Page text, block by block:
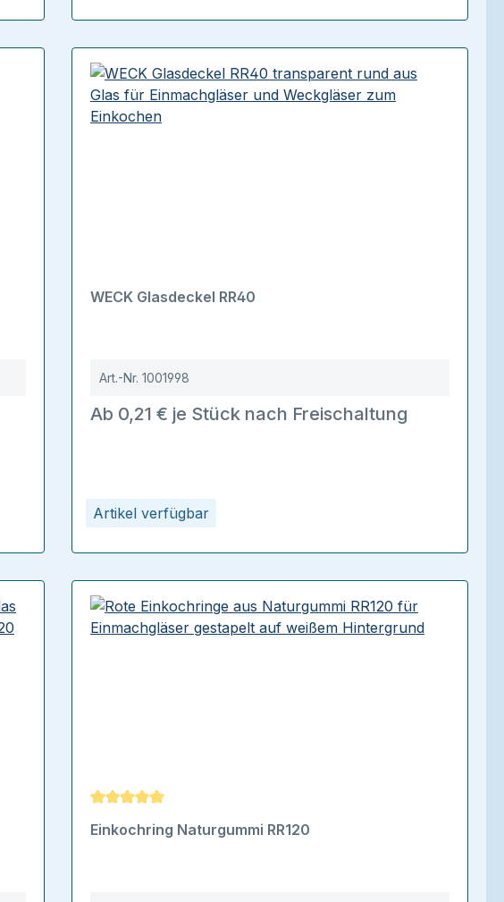
Artikel verfügbar
WECK Glasdeckel RR40
Art.-Nr. 1001998
Ab 0,21 € je Stück nach Freischaltung
Durchschnittliche Bewertung von 5 von 5 Sternen
Einkochring Naturgummi RR120